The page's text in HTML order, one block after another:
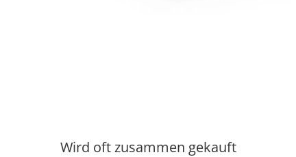
Wird oft zusammen gekauft